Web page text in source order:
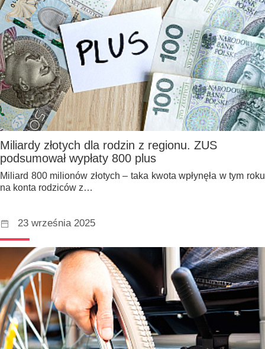
Miliardy złotych dla rodzin z regionu. ZUS
podsumował wypłaty 800 plus
Miliard 800 milionów złotych – taka kwota wpłynęła w tym roku
na konta rodziców z…
23 września 2025